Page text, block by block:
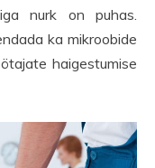
nurk on puhas.
ka mikroobide
haigestumise